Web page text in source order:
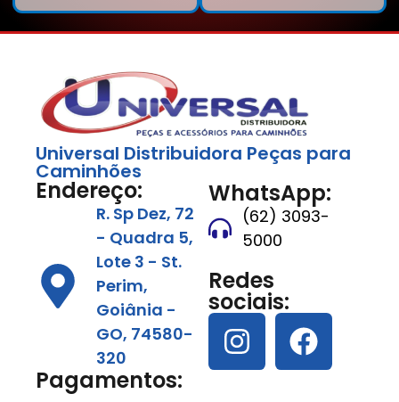
Universal Distribuidora Peças para
Caminhões
Endereço:
R. Sp Dez, 72
- Quadra 5,
Lote 3 - St.
Perim,
Goiânia -
GO, 74580-
320
Pagamentos:
WhatsApp:
(62) 3093-
5000
Redes
sociais: